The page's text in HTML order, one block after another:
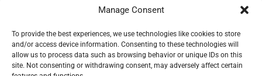
Manage Consent
To provide the best experiences, we use technologies like cookies to store
and/or access device information. Consenting to these technologies will
allow us to process data such as browsing behavior or unique IDs on this
site. Not consenting or withdrawing consent, may adversely affect certain